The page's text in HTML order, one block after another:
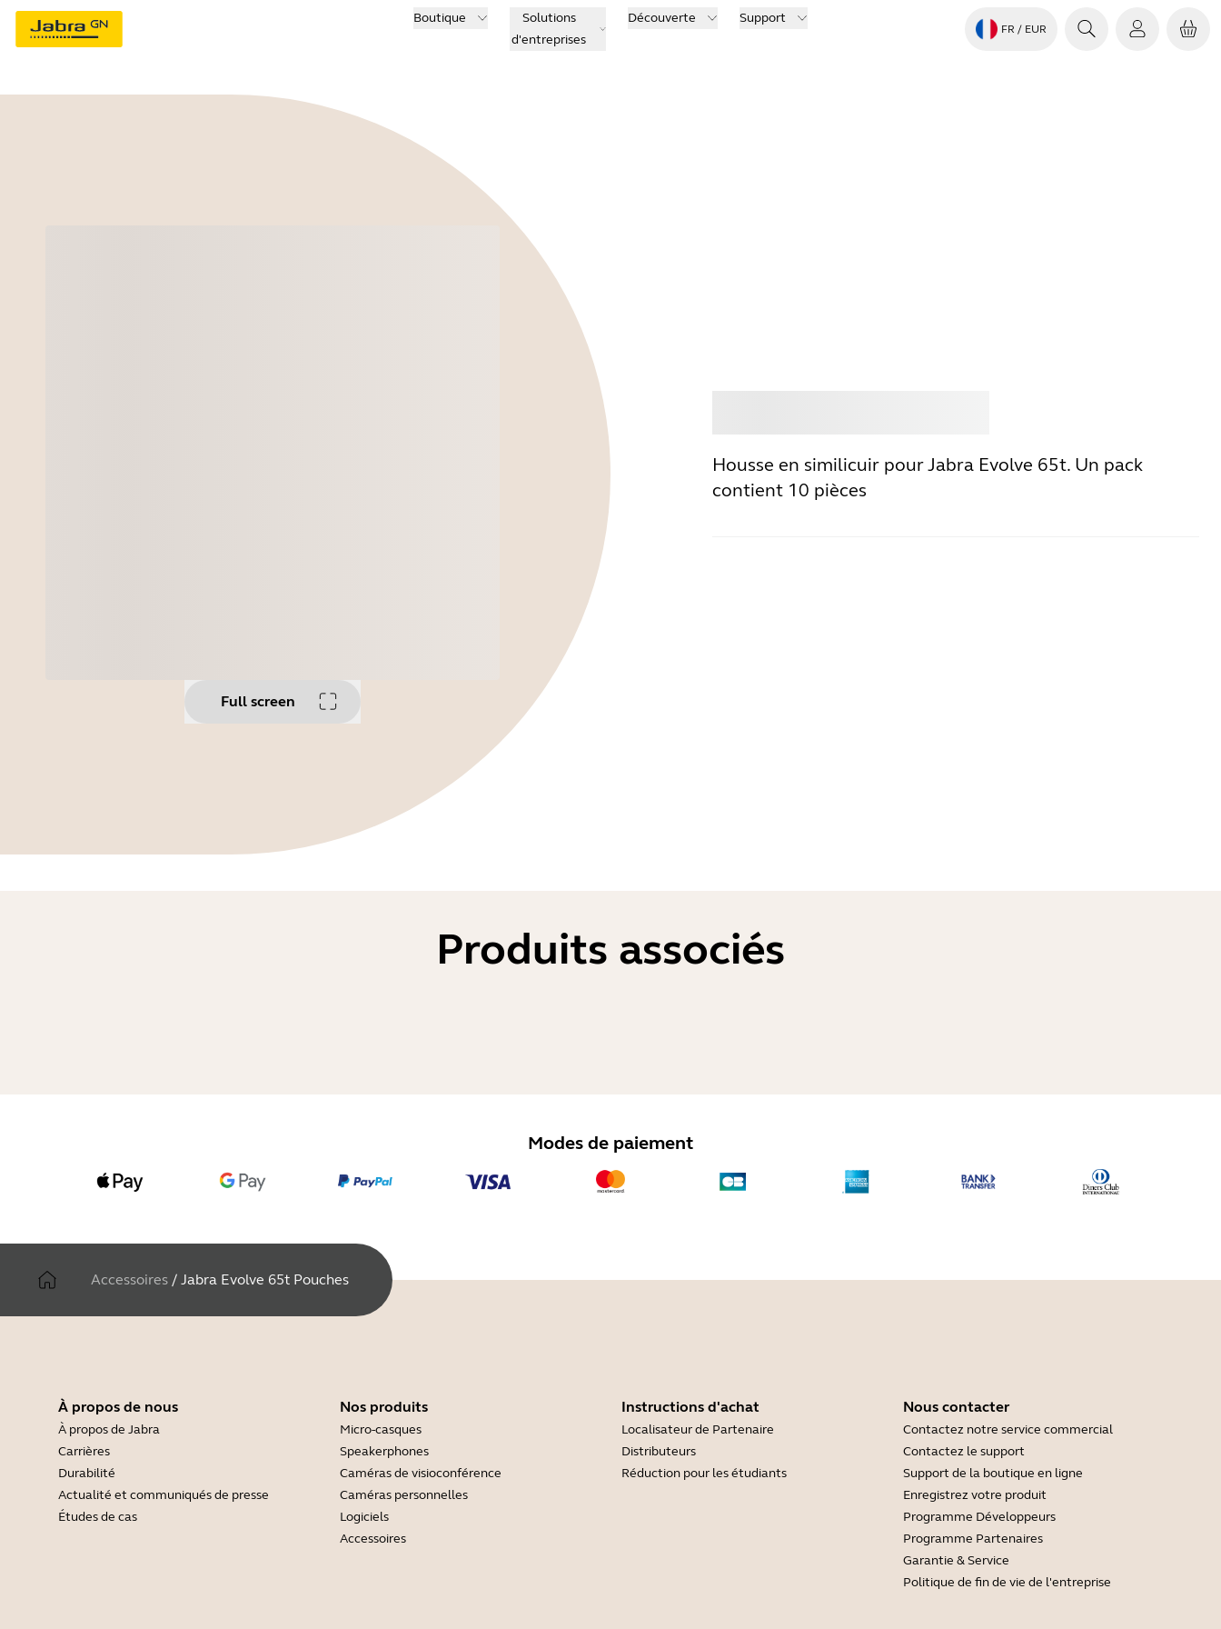
Boutique
Solutions
d'entreprises
Découverte Support
FR / EUR
Full screen
Housse en similicuir pour Jabra Evolve 65t. Un pack
contient 10 pièces
Produits associés
Modes de paiement
Accessoires / Jabra Evolve 65t Pouches
À propos de nous
À propos de Jabra
Carrières
Durabilité
Actualité et communiqués de presse
Études de cas
Nos produits
Micro-casques
Speakerphones
Caméras de visioconférence
Caméras personnelles
Logiciels
Accessoires
Instructions d'achat
Localisateur de Partenaire
Distributeurs
Réduction pour les étudiants
Nous contacter
Contactez notre service commercial
Contactez le support
Support de la boutique en ligne
Enregistrez votre produit
Programme Développeurs
Programme Partenaires
Garantie & Service
Politique de fin de vie de l'entreprise